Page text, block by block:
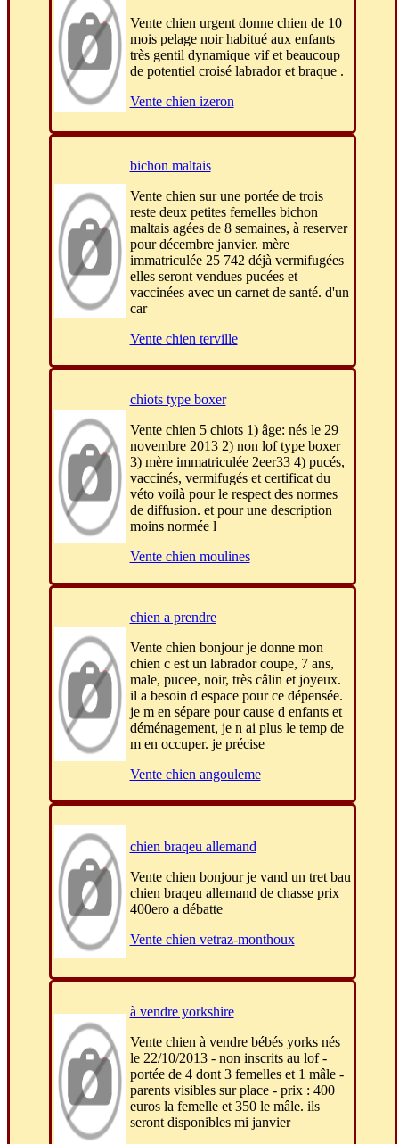
Vente chien urgent donne chien de 10
mois pelage noir habitué aux enfants
très gentil dynamique vif et beaucoup
de potentiel croisé labrador et braque .
Vente chien izeron
bichon maltais
Vente chien sur une portée de trois
reste deux petites femelles bichon
maltais agées de 8 semaines, à reserver
pour décembre janvier. mère
immatriculée 25 742 déjà vermifugées
elles seront vendues pucées et
vaccinées avec un carnet de santé. d'un
car
Vente chien terville
chiots type boxer
Vente chien 5 chiots 1) âge: nés le 29
novembre 2013 2) non lof type boxer
3) mère immatriculée 2eer33 4) pucés,
vaccinés, vermifugés et certificat du
véto voilà pour le respect des normes
de diffusion. et pour une description
moins normée l
Vente chien moulines
chien a prendre
Vente chien bonjour je donne mon
chien c est un labrador coupe, 7 ans,
male, pucee, noir, très câlin et joyeux.
il a besoin d espace pour ce dépensée.
je m en sépare pour cause d enfants et
déménagement, je n ai plus le temp de
m en occuper. je précise
Vente chien angouleme
chien braqeu allemand
Vente chien bonjour je vand un tret bau
chien braqeu allemand de chasse prix
400ero a débatte
Vente chien vetraz-monthoux
à vendre yorkshire
Vente chien à vendre bébés yorks nés
le 22/10/2013 - non inscrits au lof -
portée de 4 dont 3 femelles et 1 mâle -
parents visibles sur place - prix : 400
euros la femelle et 350 le mâle. ils
seront disponibles mi janvier